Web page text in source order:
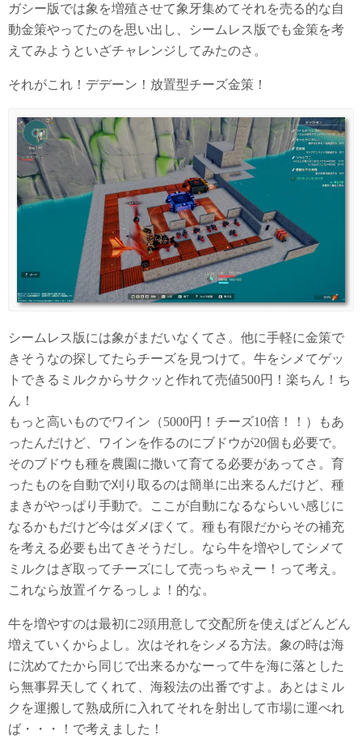
ガシー版では象を増殖させて象牙集めてそれを売る的な自
動金策やってたのを思い出し、シームレス版でも金策を考
えてみようといざチャレンジしてみたのさ。
それがこれ！デデーン！放置型チーズ金策！
シームレス版には象がまだいなくてさ。他に手軽に金策で
きそうなの探してたらチーズを見つけて。牛をシメてゲッ
トできるミルクからサクッと作れて売値500円！楽ちん！ち
ん！
もっと高いものでワイン（5000円！チーズ10倍！！）もあ
ったんだけど、ワインを作るのにブドウが20個も必要で。
そのブドウも種を農園に撒いて育てる必要があってさ。育
ったものを自動で刈り取るのは簡単に出来るんだけど、種
まきがやっぱり手動で。ここが自動になるならいい感じに
なるかもだけど今はダメぽくて。種も有限だからその補充
を考える必要も出てきそうだし。なら牛を増やしてシメて
ミルクはぎ取ってチーズにして売っちゃえー！って考え。
これなら放置イケるっしょ！的な。
牛を増やすのは最初に2頭用意して交配所を使えばどんどん
増えていくからよし。次はそれをシメる方法。象の時は海
に沈めてたから同じで出来るかなーって牛を海に落とした
ら無事昇天してくれて、海殺法の出番ですよ。あとはミル
クを運搬して熟成所に入れてそれを射出して市場に運べれ
ば・・・！で考えました！